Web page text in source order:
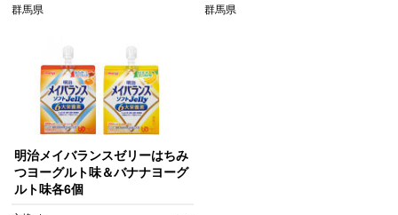
群馬県 群馬県
明治メイバランスゼリーはちみ
つヨーグルト味＆バナナヨーグ
ルト味各6個